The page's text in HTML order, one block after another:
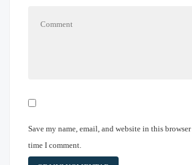
Save my name, email, and website in this
time I comment.